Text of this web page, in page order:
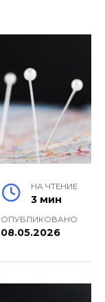
НА ЧТЕНИЕ
3 мин
ОПУБЛИКОВАНО
08.05.2026